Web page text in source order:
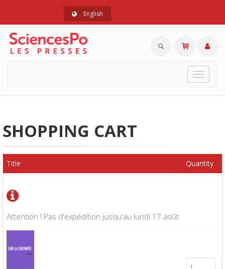
English
Toggle
SHOPPING CART
Attention ! Pas d'expédition jusqu'au lundi 17 août
Title Quantity